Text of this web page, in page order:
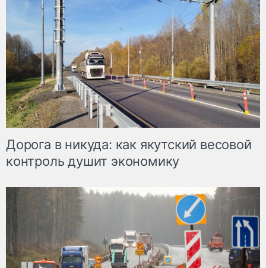
Дорога в никуда: как якутский весовой
контроль душит экономику